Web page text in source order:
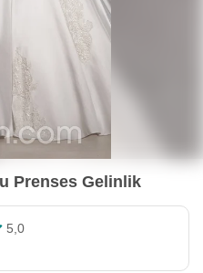
Prenses Gelinlik
5,0